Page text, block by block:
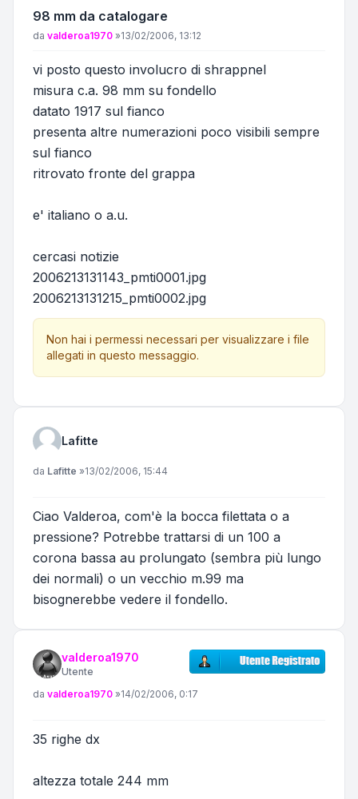
98 mm da catalogare
Messaggio
da valderoa1970 »13/02/2006, 13:12
vi posto questo involucro di shrappnel
misura c.a. 98 mm su fondello
datato 1917 sul fianco
presenta altre numerazioni poco visibili sempre
sul fianco
ritrovato fronte del grappa
e' italiano o a.u.
cercasi notizie
2006213131143_pmti0001.jpg
2006213131215_pmti0002.jpg
Non hai i permessi necessari per visualizzare i file
allegati in questo messaggio.
Lafitte
Messaggio
da Lafitte »13/02/2006, 15:44
Ciao Valderoa, com'è la bocca filettata o a
pressione? Potrebbe trattarsi di un 100 a
corona bassa au prolungato (sembra più lungo
dei normali) o un vecchio m.99 ma
bisognerebbe vedere il fondello.
valderoa1970
Utente
Messaggio
da valderoa1970 »14/02/2006, 0:17
35 righe dx
altezza totale 244 mm